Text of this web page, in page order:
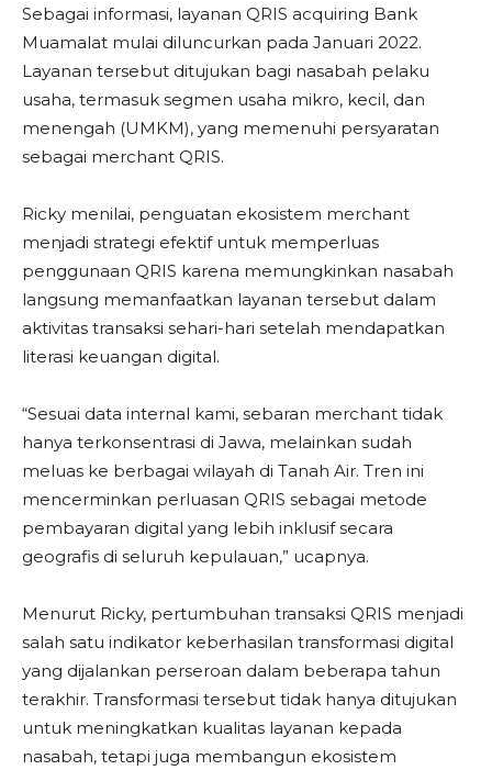
Sebagai informasi, layanan QRIS acquiring Bank
Muamalat mulai diluncurkan pada Januari 2022.
Layanan tersebut ditujukan bagi nasabah pelaku
usaha, termasuk segmen usaha mikro, kecil, dan
menengah (UMKM), yang memenuhi persyaratan
sebagai merchant QRIS.
Ricky menilai, penguatan ekosistem merchant
menjadi strategi efektif untuk memperluas
penggunaan QRIS karena memungkinkan nasabah
langsung memanfaatkan layanan tersebut dalam
aktivitas transaksi sehari-hari setelah mendapatkan
literasi keuangan digital.
“Sesuai data internal kami, sebaran merchant tidak
hanya terkonsentrasi di Jawa, melainkan sudah
meluas ke berbagai wilayah di Tanah Air. Tren ini
mencerminkan perluasan QRIS sebagai metode
pembayaran digital yang lebih inklusif secara
geografis di seluruh kepulauan,” ucapnya.
Menurut Ricky, pertumbuhan transaksi QRIS menjadi
salah satu indikator keberhasilan transformasi digital
yang dijalankan perseroan dalam beberapa tahun
terakhir. Transformasi tersebut tidak hanya ditujukan
untuk meningkatkan kualitas layanan kepada
nasabah, tetapi juga membangun ekosistem